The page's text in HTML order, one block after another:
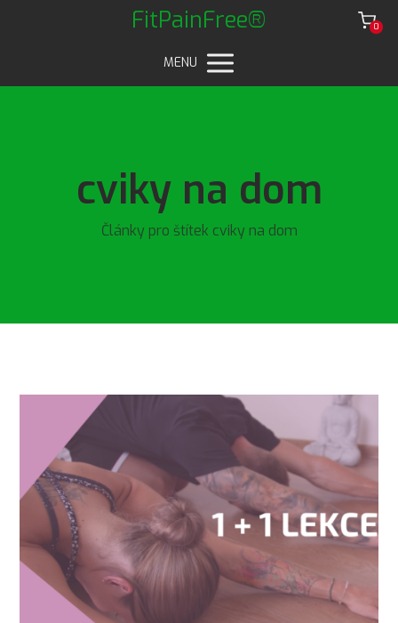
FitPainFree® 0
MENU
cviky na dom
Články pro štítek cviky na dom